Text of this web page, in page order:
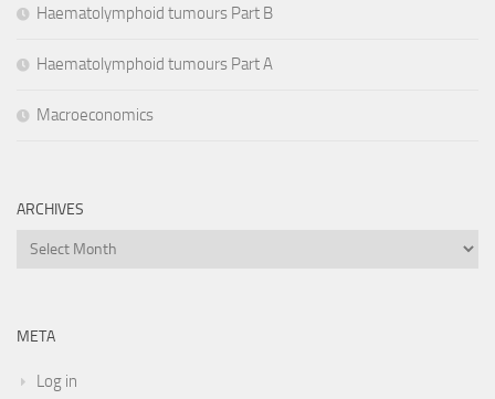
Haematolymphoid tumours Part B
Haematolymphoid tumours Part A
Macroeconomics
ARCHIVES
Archives
META
Log in